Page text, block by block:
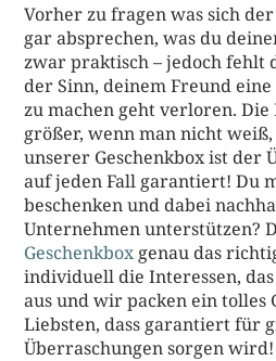
Vorher zu fragen was sich
gar absprechen, was du
zwar praktisch – jedoch fehlt
der Sinn, deinem Freund
zu machen geht verloren.
größer, wenn man nicht
unserer Geschenkbox ist der
auf jeden Fall garantiert! Du
beschenken und dabei
Unternehmen unterstützen?
Geschenkbox genau das
individuell die Interessen,
aus und wir packen ein tolles
Liebsten, dass garantiert für
Überraschungen sorgen wird!